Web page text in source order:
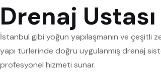
Drenaj
İstanbul gibi yoğun yapılaşmanın ve çeşitli
yapı türlerinde doğru uygulanmış drenaj
profesyonel hizmeti sunar.